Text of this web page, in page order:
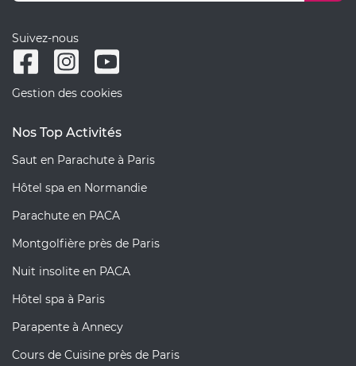
Suivez-nous
Gestion des cookies
Nos Top Activités
Saut en Parachute à Paris
Hôtel spa en Normandie
Parachute en PACA
Montgolfière près de Paris
Nuit insolite en PACA
Hôtel spa à Paris
Parapente à Annecy
Cours de Cuisine près de Paris